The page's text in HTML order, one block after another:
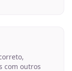
com outros